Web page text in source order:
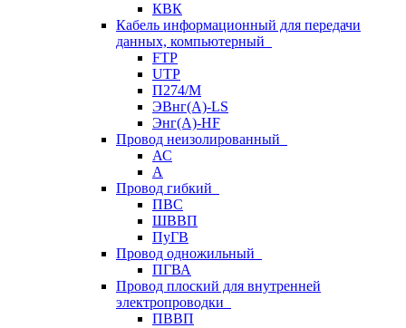
КВК
Кабель информационный для передачи
данных, компьютерный
FTP
UTP
П274/М
ЭВнг(А)-LS
Энг(А)-HF
Провод неизолированный
АС
А
Провод гибкий
ПВС
ШВВП
ПуГВ
Провод одножильный
ПГВА
Провод плоский для внутренней
электропроводки
ПВВП